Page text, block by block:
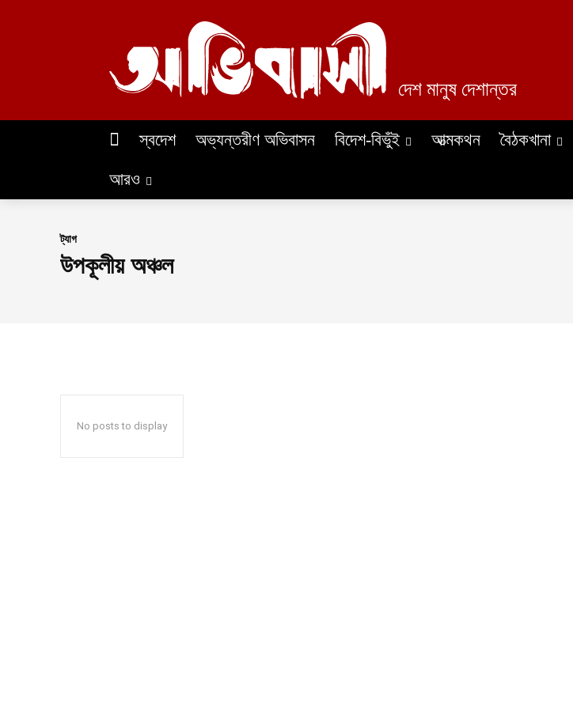
দেশ মানুষ দেশান্তর
স্বদেশ অভ্যন্তরীণ অভিবাসন বিদেশ-বিভুঁই আত্মকথন বৈঠকখানা
আরও
ট্যাগ
উপকূলীয় অঞ্চল
No posts to display